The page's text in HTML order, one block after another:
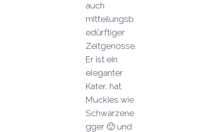
auch
mitteilungsb
edürftiger
Zeitgenosse.
Er ist ein
eleganter
Kater, hat
Muckies wie
Schwarzene
gger 🙂 und